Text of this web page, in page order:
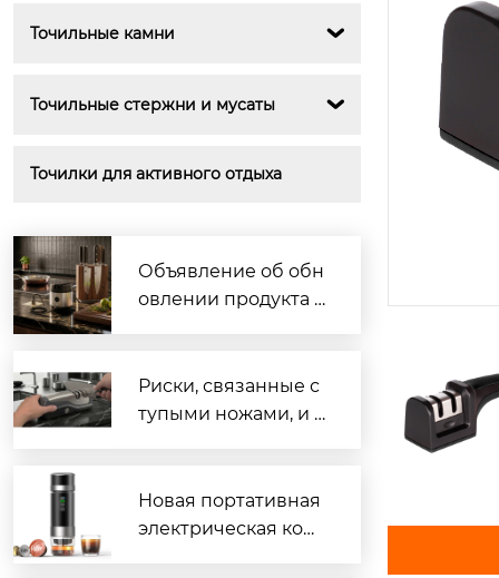
Точильные камни 
Точильные стержни и мусаты 
Точилки для активного отдыха
Объявление об обн
овлении продукта |
офункциональная э
лектрическая точил
я точность и безопа
сность контроля угл
Риски, связанные с
тупыми ножами, и п
Новая портативная
электрическая коф